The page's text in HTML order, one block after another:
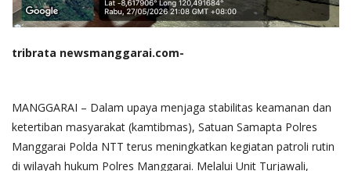
tribrata newsmanggarai.com-
MANGGARAI – Dalam upaya menjaga stabilitas keamanan dan
ketertiban masyarakat (kamtibmas), Satuan Samapta Polres
Manggarai Polda NTT terus meningkatkan kegiatan patroli rutin
di wilayah hukum Polres Manggarai. Melalui Unit Turjawali,